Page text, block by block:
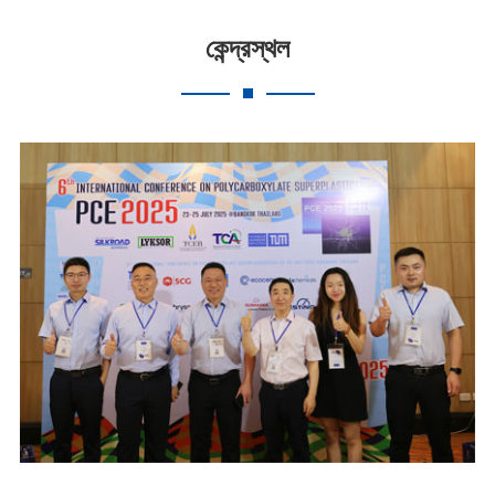
কেন্দ্রস্থল